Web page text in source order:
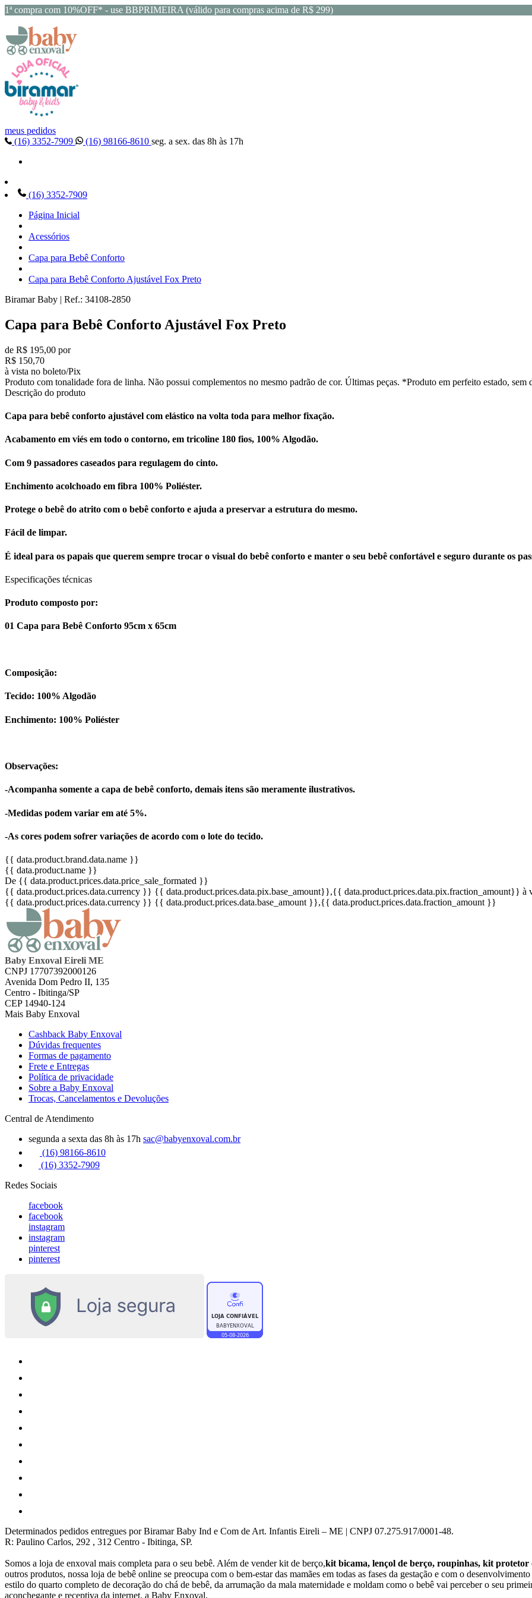
1ª compra com 10%OFF* - use BBPRIMEIRA (válido para compras acima de R$ 299)
meus pedidos
(16) 3352-7909
(16) 98166-8610 seg. a sex. das 8h às 17h
(16) 3352-7909
Página Inicial
Acessórios
Capa para Bebê Conforto
Capa para Bebê Conforto Ajustável Fox Preto
Biramar Baby | Ref.: 34108-2850
Capa para Bebê Conforto Ajustável Fox Preto
de R$ 195,00 por
R$ 150,70
à vista no boleto/Pix
Produto com tonalidade fora de linha. Não possui complementos no mesmo padrão de cor. Últimas peças. *Produto em perfeito estado,
Descrição do produto
Capa para bebê conforto ajustável com elástico na volta toda para melhor fixação.
Acabamento em viés em todo o contorno, em tricoline 180 fios, 100% Algodão.
Com 9 passadores caseados para regulagem do cinto.
Enchimento acolchoado em fibra 100% Poliéster.
Protege o bebê do atrito com o bebê conforto e ajuda a preservar a estrutura do mesmo.
Fácil de limpar.
É ideal para os papais que querem sempre trocar o visual do bebê conforto e manter o seu bebê confortável e seguro durante os
Especificações técnicas
Produto composto por:
01 Capa para Bebê Conforto 95cm x 65cm
Composição:
Tecido: 100% Algodão
Enchimento: 100% Poliéster
Observações:
-Acompanha somente a capa de bebê conforto, demais itens são meramente ilustrativos.
-Medidas podem variar em até 5%.
-As cores podem sofrer variações de acordo com o lote do tecido.
{{ data.product.brand.data.name }}
{{ data.product.name }}
De {{ data.product.prices.data.price_sale_formated }}
{{ data.product.prices.data.currency }} {{ data.product.prices.data.pix.base_amount}},{{ data.product.prices.data.pix.fraction_amount}} à
{{ data.product.prices.data.currency }} {{ data.product.prices.data.base_amount }},{{ data.product.prices.data.fraction_amount }}
Baby Enxoval Eireli ME
CNPJ 17707392000126
Avenida Dom Pedro II, 135
Centro - Ibitinga/SP
CEP 14940-124
Mais Baby Enxoval
Cashback Baby Enxoval
Dúvidas frequentes
Formas de pagamento
Frete e Entregas
Política de privacidade
Sobre a Baby Enxoval
Trocas, Cancelamentos e Devoluções
Central de Atendimento
segunda a sexta das 8h às 17h sac@babyenxoval.com.br
(16) 98166-8610
(16) 3352-7909
Redes Sociais
facebook
facebook
instagram
instagram
pinterest
pinterest
Determinados pedidos entregues por Biramar Baby Ind e Com de Art. Infantis Eireli – ME | CNPJ 07.275.917/0001-48.
R: Paulino Carlos, 292 , 312 Centro - Ibitinga, SP.
Somos a loja de enxoval mais completa para o seu bebê. Além de vender kit de berço,kit bicama, lençol de berço, roupinhas, kit
outros produtos, nossa loja de bebê online se preocupa com o bem-estar das mamães em todas as fases da gestação e com o
estilo do quarto completo de decoração do chá de bebê, da arrumação da mala maternidade e moldam como o bebê vai perceber o seu
aconchegante e receptiva da internet, a Baby Enxoval.